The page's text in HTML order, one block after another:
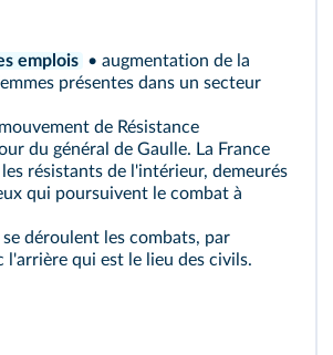
emplois • augmentation de la
présentes dans un secteur
de Résistance
du général de Gaulle. La France
les résistants de l'intérieur, demeurés
qui poursuivent le combat à
déroulent les combats, par
l'arrière qui est le lieu des civils.